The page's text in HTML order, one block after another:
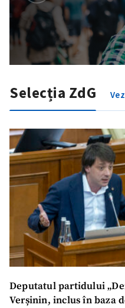
Selecția ZdG
Deputatul partidului
Verșinin, inclus în baza